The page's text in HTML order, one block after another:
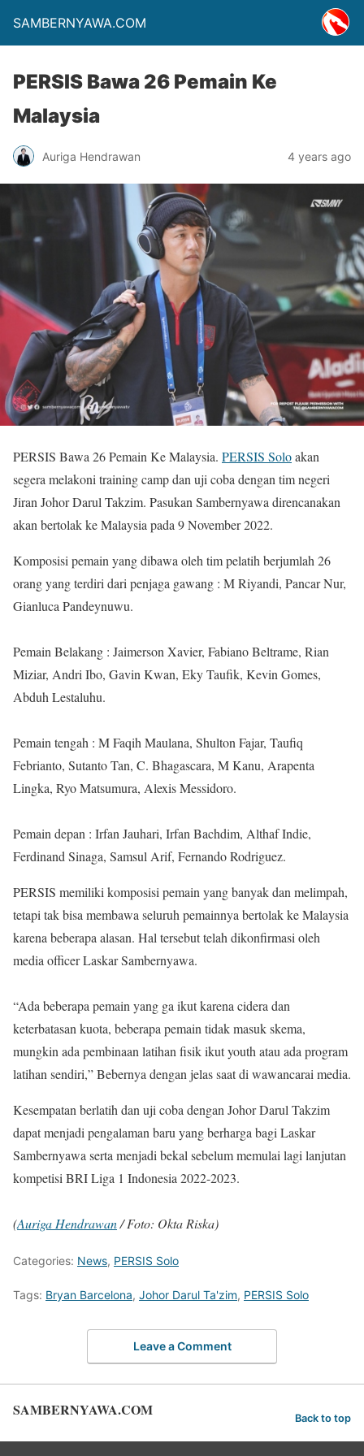
SAMBERNYAWA.COM
PERSIS Bawa 26 Pemain Ke
Malaysia
Auriga Hendrawan 4 years ago
PERSIS Bawa 26 Pemain Ke Malaysia. PERSIS Soloakan
segera melakoni training camp dan uji coba dengan tim negeri
Jiran Johor Darul Takzim. Pasukan Sambernyawa direncanakan
akan bertolak ke Malaysia pada 9 November 2022.
Komposisi pemain yang dibawa oleh tim pelatih berjumlah 26
orang yang terdiri dari penjaga gawang : M Riyandi, Pancar Nur,
Gianluca Pandeynuwu.
Pemain Belakang : Jaimerson Xavier, Fabiano Beltrame, Rian
Miziar, Andri Ibo, Gavin Kwan, Eky Taufik, Kevin Gomes,
Abduh Lestaluhu.
Pemain tengah : M Faqih Maulana, Shulton Fajar, Taufiq
Febrianto, Sutanto Tan, C. Bhagascara, M Kanu, Arapenta
Lingka, Ryo Matsumura, Alexis Messidoro.
Pemain depan : Irfan Jauhari, Irfan Bachdim, Althaf Indie,
Ferdinand Sinaga, Samsul Arif, Fernando Rodriguez.
PERSIS memiliki komposisi pemain yang banyak dan melimpah,
tetapi tak bisa membawa seluruh pemainnya bertolak ke Malaysia
karena beberapa alasan. Hal tersebut telah dikonfirmasi oleh
media officer Laskar Sambernyawa.
“Ada beberapa pemain yang ga ikut karena cidera dan
keterbatasan kuota, beberapa pemain tidak masuk skema,
mungkin ada pembinaan latihan fisik ikut youth atau ada program
latihan sendiri,” Bebernya dengan jelas saat di wawancarai media.
Kesempatan berlatih dan uji coba dengan Johor Darul Takzim
dapat menjadi pengalaman baru yang berharga bagi Laskar
Sambernyawa serta menjadi bekal sebelum memulai lagi lanjutan
kompetisi BRI Liga 1 Indonesia 2022-2023.
(Auriga Hendrawan/ Foto: Okta Riska)
Categories: News, PERSIS Solo
Tags: Bryan Barcelona, Johor Darul Ta'zim, PERSIS Solo
Leave a Comment
SAMBERNYAWA.COM Back to top